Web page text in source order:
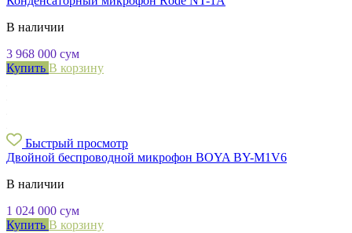
В наличии
3 968 000 сум
Купить В корзину
Быстрый просмотр
Двойной беспроводной микрофон BOYA BY-M1V6
В наличии
1 024 000 сум
Купить В корзину